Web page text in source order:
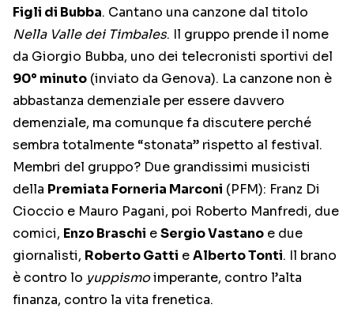
Figli di Bubba. Cantano una canzone dal titolo
Nella Valle dei Timbales. Il gruppo prende il nome
da Giorgio Bubba, uno dei telecronisti sportivi del
90° minuto (inviato da Genova). La canzone non è
abbastanza demenziale per essere davvero
demenziale, ma comunque fa discutere perché
sembra totalmente “stonata” rispetto al festival.
Membri del gruppo? Due grandissimi musicisti
della Premiata Forneria Marconi (PFM): Franz Di
Cioccio e Mauro Pagani, poi Roberto Manfredi, due
comici, Enzo Braschi eSergio Vastano e due
giornalisti, Roberto Gatti eAlberto Tonti. Il brano
è contro lo yuppismoimperante, contro l’alta
finanza, contro la vita frenetica.